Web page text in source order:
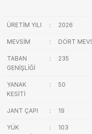
ÜRETİM YILI : 2026
MEVSİM : DÖRT
TABAN
GENİŞLİĞİ
: 235
YANAK
KESİTİ
: 50
JANT ÇAPI : 19
YÜK
: 103